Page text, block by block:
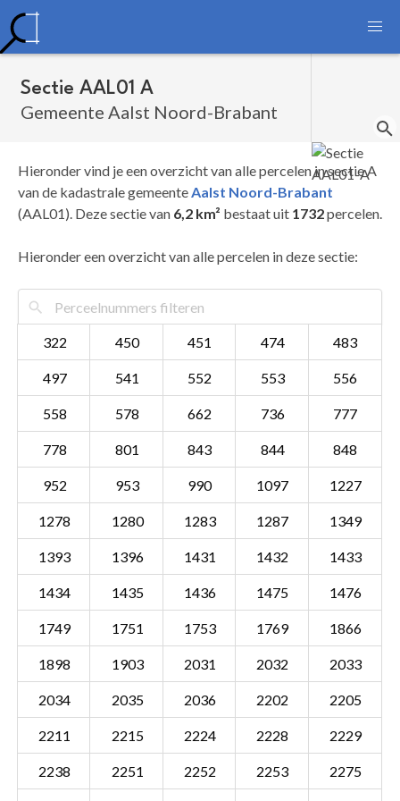
Sectie AAL01 A
Gemeente Aalst Noord-Brabant
Hieronder vind je een overzicht van alle percelen in sectie A
van de kadastrale gemeenteAalst Noord-Brabant
(AAL01). Deze sectie van 6,2 km² bestaat uit 1732percelen.
Hieronder een overzicht van alle percelen in deze sectie:
322 450 451 474 483
497 541 552 553 556
558 578 662 736 777
778 801 843 844 848
952 953 990 1097 1227
1278 1280 1283 1287 1349
1393 1396 1431 1432 1433
1434 1435 1436 1475 1476
1749 1751 1753 1769 1866
1898 1903 2031 2032 2033
2034 2035 2036 2202 2205
2211 2215 2224 2228 2229
2238 2251 2252 2253 2275
Sectie AAL01 A
Gemeente Aalst Noord-Brabant
Details